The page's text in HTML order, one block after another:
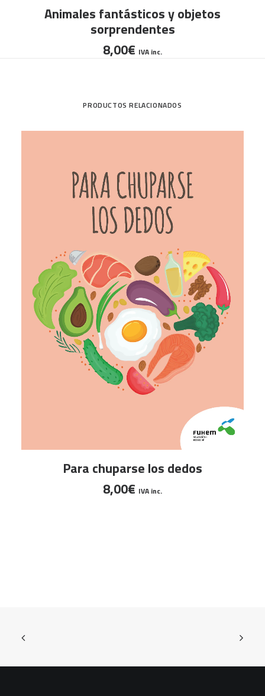
AÑADIR AL CARRITO
Animales fantásticos y objetos
sorprendentes
8,00€ IVA inc.
PRODUCTOS RELACIONADOS
AÑADIR AL CARRITO
Para chuparse los dedos
8,00€ IVA inc.